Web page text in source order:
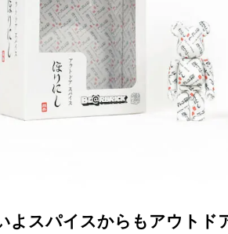
よスパイスからもアウトド